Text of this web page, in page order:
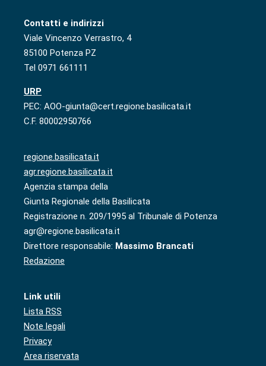
Contatti e indirizzi
Viale Vincenzo Verrastro, 4
85100 Potenza PZ
Tel 0971 661111
URP
PEC: AOO-giunta@cert.regione.basilicata.it
C.F. 80002950766
regione.basilicata.it
agr.regione.basilicata.it
Agenzia stampa della
Giunta Regionale della Basilicata
Registrazione n. 209/1995 al Tribunale di Potenza
agr@regione.basilicata.it
Direttore responsabile: Massimo Brancati
Redazione
Link utili
Lista RSS
Note legali
Privacy
Area riservata